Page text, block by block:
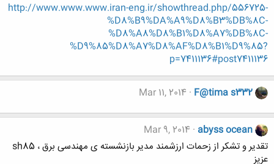
http://www.www.www.iran-eng.ir/showthread.php/556725-
%D8%B9%DA%A9%D8%B3%DB%8C-
%D8%A8%D8%B1%D8%A7%DB%8C-
%D9%85%D8%A7%D8%AF%D8%B1%D9%85?
p=7411136#post7411136
F@tima s332
Mar 11, 2014
abyss ocean
Mar 9, 2014
تقدیر و تشکر از زحمات ارزشمند مدیر بازنشسته ی مهندسی برق ، sh85
عزیز